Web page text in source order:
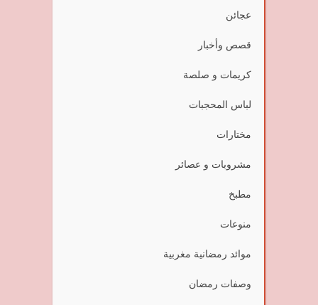
عجائن
قصص وأخبار
كريمات و صلصة
لباس المحجبات
مختارات
مشروبات و عصائر
مطبخ
منوعات
موائد رمضانية مغربية
وصفات رمضان